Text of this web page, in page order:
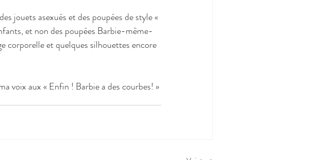
jouets asexués et des poupées de style «
et non des poupées Barbie-même-
corporelle et quelques silhouettes encore
voix aux « Enfin ! Barbie a des courbes! »